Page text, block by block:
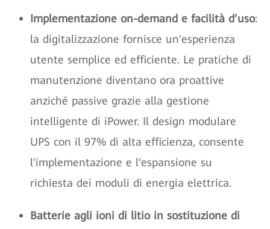
Implementazione on-demand e facilità d’uso:
la digitalizzazione fornisce un'esperienza
utente semplice ed efficiente. Le pratiche di
manutenzione diventano ora proattive
anziché passive grazie alla gestione
intelligente di iPower. Il design modulare
UPS con il 97% di alta efficienza, consente
l'implementazione e l'espansione su
richiesta dei moduli di energia elettrica.
Batterie agli ioni di litio in sostituzione di